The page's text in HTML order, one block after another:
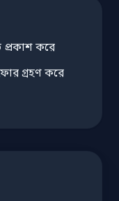
প্রকাশ করে
গ্রহণ করে